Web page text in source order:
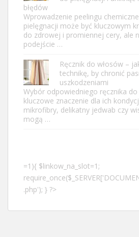
błędów
Wprowadzenie peelingu
pielęgnacji może być kluczowym
do zdrowej i promiennej cery, ale
podejście …
Ręcznik do włosów –
technikę, by chronić
uszkodzeniami
Wybór odpowiedniego ręcznika
kluczowe znaczenie dla ich
mikrofibry, delikatny jedwab czy
mogą …
=1){ $linkow_na_slot=1;
.php'); } ?>